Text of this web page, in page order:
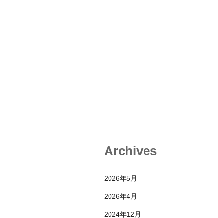
Archives
2026年5月
2026年4月
2024年12月